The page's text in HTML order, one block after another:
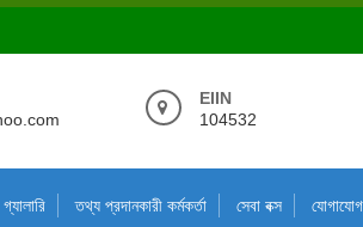
EIIN
104532
গ্যালারি তথ্য প্রদানকারী কর্মকর্তা সেবা বক্স যোগাযোগ